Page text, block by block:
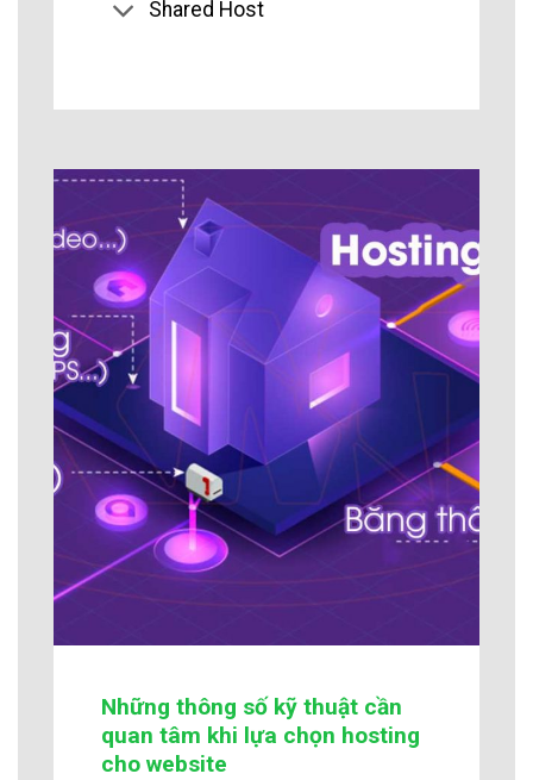
Shared Host
Những thông số kỹ thuật cần
quan tâm khi lựa chọn hosting
cho website